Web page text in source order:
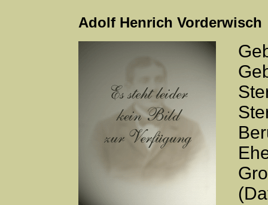
Adolf Henrich Vorderwisch